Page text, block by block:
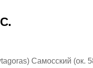
Самосский (ок.